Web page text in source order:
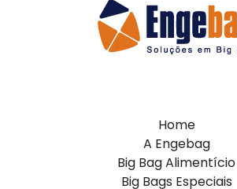
Home
A Engebag
Big Bag Alimentício
Big Bags Especiais